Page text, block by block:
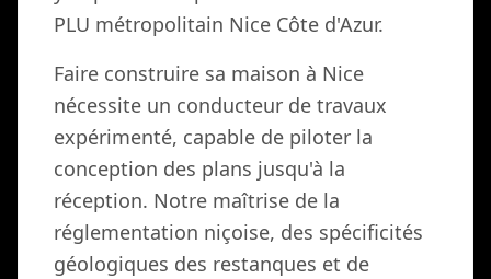
PLU métropolitain Nice Côte d'Azur.
Faire construire sa maison à Nice
nécessite un conducteur de travaux
expérimenté, capable de piloter la
conception des plans jusqu'à la
réception. Notre maîtrise de la
réglementation niçoise, des spécificités
géologiques des restanques et de